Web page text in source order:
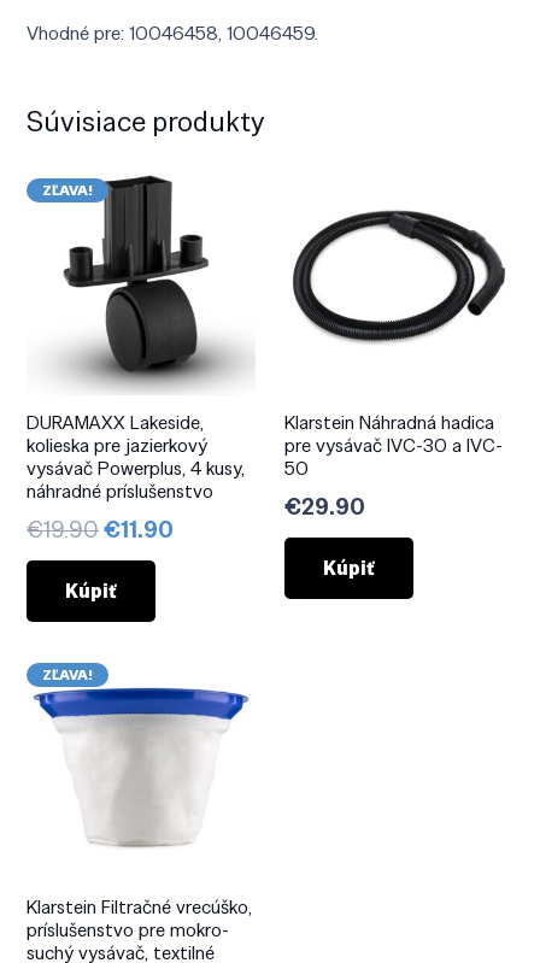
Vhodné pre: 10046458, 10046459.
Súvisiace produkty
ZĽAVA!
DURAMAXX Lakeside,
kolieska pre jazierkový
vysávač Powerplus, 4 kusy,
náhradné príslušenstvo
€19.90Pôvodná
cena
bola:
€19.90.
€11.90
Kúpiť
Klarstein Náhradná hadica
pre vysávač IVC-30 a IVC-
50
€29.90
Kúpiť
ZĽAVA!
Klarstein Filtračné vrecúško,
príslušenstvo pre mokro-
suchý vysávač, textilné